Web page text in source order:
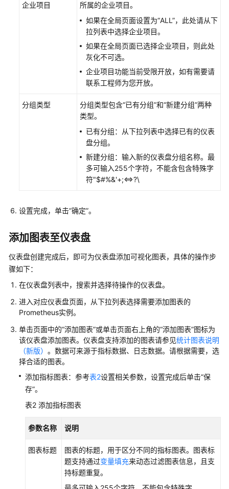
档
更
多
文
档
用
户
指
（1.0）
（吉
隆
坡
区
域）
户
南
企业项目
所属的企业项目。
如果在全局页面设置为“ALL”，此处请从下
拉列表中选择企业项目。
如果在全局页面已选择企业项目，则此处
灰化不可选。
企业项目功能当前受限开放，如有需要请
联系工程师为您开放。
分组类型
分组类型包含“已有分组”和“新建分组”两种
类型。
已有分组：从下拉列表中选择已有的仪表
盘分组。
新建分组：输入新的仪表盘分组名称。最
多可输入255个字符，不能含包含特殊字
符"$#%&'+;<=>?\
设置完成，单击“确定”。
添加图表至仪表盘
仪表盘创建完成后，即可为仪表盘添加可视化图表，具体的操作步
骤如下：
在仪表盘列表中，搜索并选择待操作的仪表盘。
进入对应仪表盘页面，从下拉列表选择需要添加图表的
Prometheus实例。
单击页面中的“添加图表”或单击页面右上角的“添加图表”图标为
该仪表盘添加图表。仪表盘支持添加的图表请参见统计图表说明
（新版） 。数据可来源于指标数据、日志数据。请根据需要，选
择合适的图表。
添加指标图表：参考表2设置相关参数，设置完成后单击“保
存”。
表2 添加指标图表
参数名称 说明
图表标题
图表的标题，用于区分不同的指标图表。图表标
题支持通过变量填充来动态过滤图表信息，且支
持标题重复。